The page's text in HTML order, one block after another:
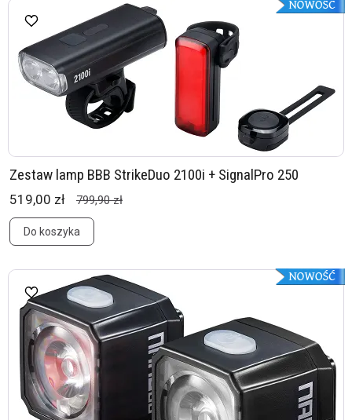
Zestaw lamp BBB StrikeDuo 2100i + SignalPro 250
519,00 zł 799,90 zł
Do koszyka